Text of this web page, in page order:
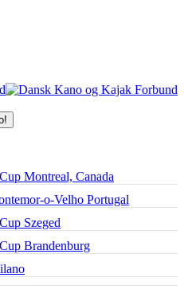
Montreal, Canada
o-Velho Portugal
Szeged
Brandenburg